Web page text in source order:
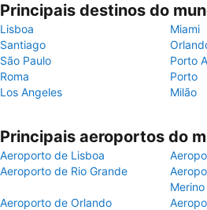
Principais destinos do
Lisboa
Miami
Santiago
São Paulo
Porto
Roma
Porto
Los Angeles
Milão
Principais aeroportos do
Aeroporto de Lisboa
Aeroporto de Rio Grande
Aeroporto de Orlando